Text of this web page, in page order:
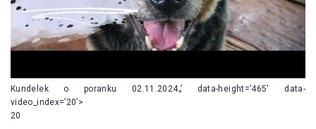
Kundelek o poranku 02.11.2024„’ data-height=’465′ data-
video_index=’20’>
20